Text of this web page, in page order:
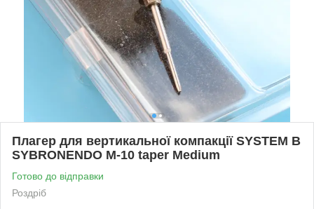
Плагер для вертикальної компакції SYSTEM B
SYBRONENDO M-10 taper Medium
Готово до відправки
Роздріб